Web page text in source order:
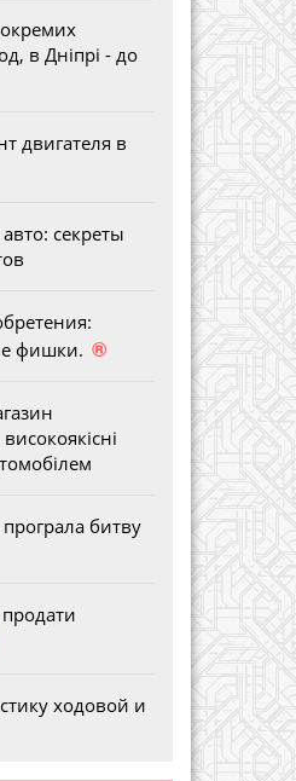
окремих
в Дніпрі - до
двигателя в
секреты
фишки. ®
битву
ходовой и